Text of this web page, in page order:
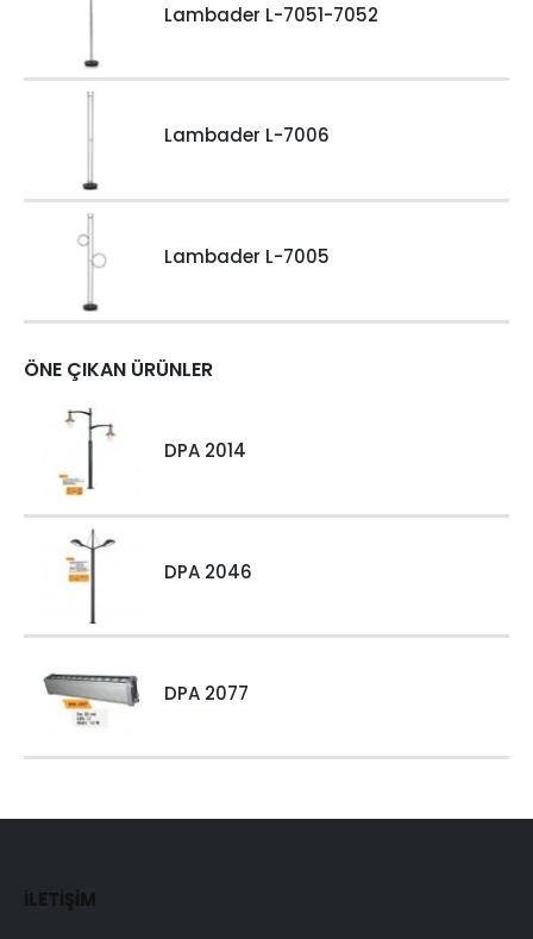
Lambader L-7051-7052
Lambader L-7006
Lambader L-7005
ÖNE ÇIKAN ÜRÜNLER
DPA 2014
DPA 2046
DPA 2077
İLETIŞIM